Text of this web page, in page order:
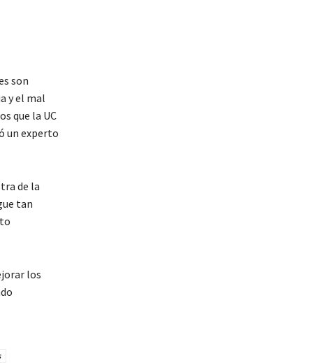
son
y el mal
que la UC
un experto
de la
tan
los